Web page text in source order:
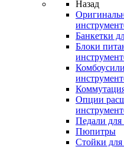
Назад
Банкетки
Блоки
Опции
Педали
Пюпитры
Стойки